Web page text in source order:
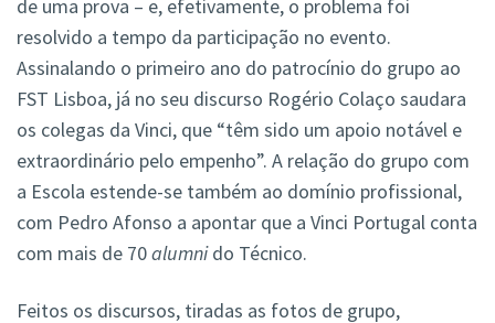
de uma prova – e, efetivamente, o problema foi
resolvido a tempo da participação no evento.
Assinalando o primeiro ano do patrocínio do grupo ao
FST Lisboa, já no seu discurso Rogério Colaço saudara
os colegas da Vinci, que “têm sido um apoio notável e
extraordinário pelo empenho”. A relação do grupo com
a Escola estende-se também ao domínio profissional,
com Pedro Afonso a apontar que a Vinci Portugal conta
com mais de 70alumnido Técnico.
Feitos os discursos, tiradas as fotos de grupo,